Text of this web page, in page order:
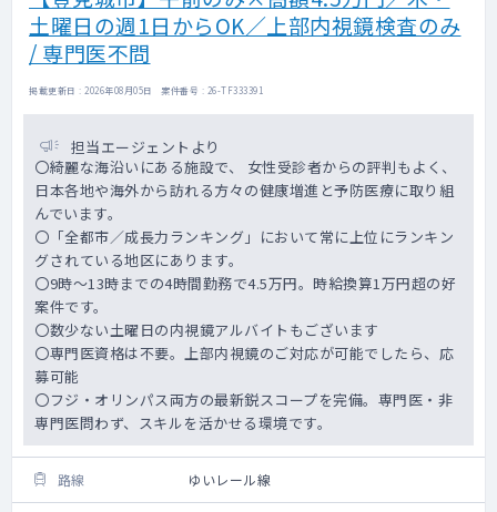
土曜日の週1日からOK／上部内視鏡検査のみ
/ 専門医不問
掲載更新日 : 2026年08月05日 案件番号 : 26-TF333391
担当エージェントより
〇綺麗な海沿いにある施設で、 女性受診者からの評判もよく、
日本各地や海外から訪れる方々の健康増進と予防医療に取り組
んでいます。
〇「全都市／成長力ランキング」において常に上位にランキン
グされている地区にあります。
〇9時～13時までの4時間勤務で4.5万円。時給換算1万円超の好
案件です。
〇数少ない土曜日の内視鏡アルバイトもございます
〇専門医資格は不要。上部内視鏡のご対応が可能でしたら、応
募可能
〇フジ・オリンパス両方の最新鋭スコープを完備。専門医・非
専門医問わず、スキルを活かせる環境です。
路線 ゆいレール線